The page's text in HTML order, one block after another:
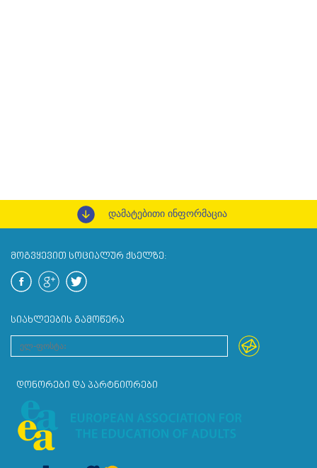
დამატებითი ინფორმაცია
ᲛᲝᲒᲕᲧᲔᲕᲘᲗ ᲡᲝᲪᲘᲐᲚᲣᲠ ᲥᲡᲔᲚᲖᲔ:
ᲡᲘᲐᲮᲚᲔᲔᲑᲘᲡ ᲒᲐᲛᲝᲬᲔᲠᲐ
ᲓᲝᲜᲝᲠᲔᲑᲘ ᲓᲐ ᲞᲐᲠᲢᲜᲘᲝᲠᲔᲑᲘ